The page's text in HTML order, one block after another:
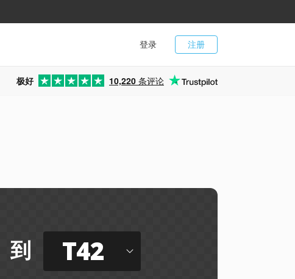
注册
登录
极好 10,220 条评论
到 T42